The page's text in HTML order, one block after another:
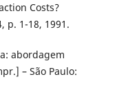
Costs?
p. 1-18, 1991.
abordagem
– São Paulo: